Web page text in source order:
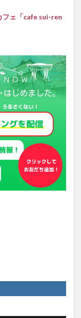
フェ「cafe sui-ren